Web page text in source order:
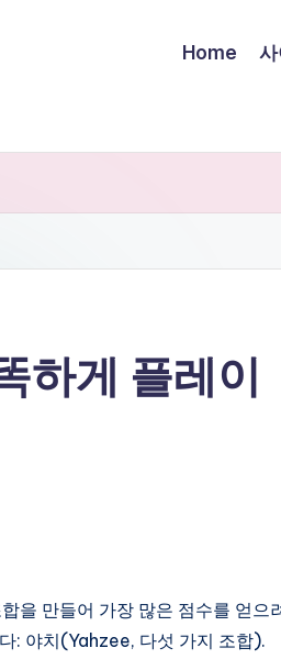
Home
하게 플레이
을 만들어 가장 많은 점수를 얻으
: 야치(Yahzee, 다섯 가지 조합).